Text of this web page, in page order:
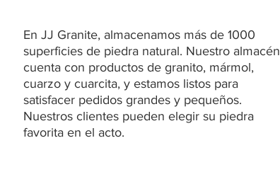
En JJ Granite, almacenamos más de 1000
superficies de piedra natural. Nuestro almacén
cuenta con productos de granito, mármol,
cuarzo y cuarcita, y estamos listos para
satisfacer pedidos grandes y pequeños.
Nuestros clientes pueden elegir su piedra
favorita en el acto.